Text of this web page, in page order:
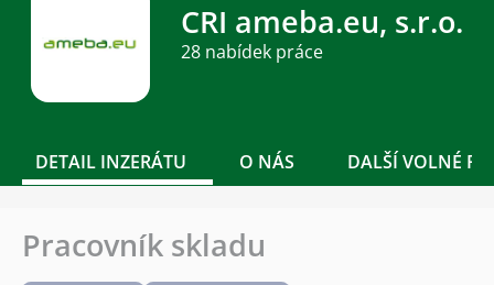
CRI ameba.eu, s.r.o.
28 nabídek práce
DETAIL INZERÁTU O NÁS DALŠÍ VOLNÉ
Pracovník skladu